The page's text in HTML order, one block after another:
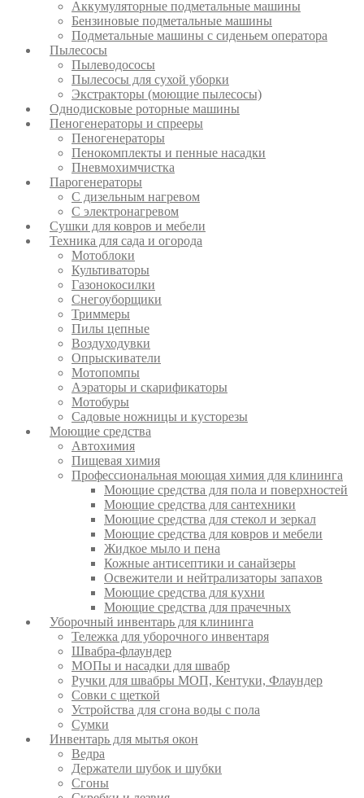
Аккумуляторные подметальные машины
Бензиновые подметальные машины
Подметальные машины с сиденьем оператора
Пылесосы
Пылеводососы
Пылесосы для сухой уборки
Экстракторы (моющие пылесосы)
Однодисковые роторные машины
Пеногенераторы и спрееры
Пеногенераторы
Пенокомплекты и пенные насадки
Пневмохимчистка
Парогенераторы
С дизельным нагревом
С электронагревом
Сушки для ковров и мебели
Техника для сада и огорода
Мотоблоки
Культиваторы
Газонокосилки
Снегоуборщики
Триммеры
Пилы цепные
Воздуходувки
Опрыскиватели
Мотопомпы
Аэраторы и скарификаторы
Мотобуры
Садовые ножницы и кусторезы
Моющие средства
Автохимия
Пищевая химия
Профессиональная моющая химия для клининга
Моющие средства для пола и поверхностей
Моющие средства для сантехники
Моющие средства для стекол и зеркал
Моющие средства для ковров и мебели
Жидкое мыло и пена
Кожные антисептики и санайзеры
Освежители и нейтрализаторы запахов
Моющие средства для кухни
Моющие средства для прачечных
Уборочный инвентарь для клининга
Тележка для уборочного инвентаря
Швабра-флаундер
МОПы и насадки для швабр
Ручки для швабры МОП, Кентуки, Флаундер
Совки с щеткой
Устройства для сгона воды с пола
Сумки
Инвентарь для мытья окон
Ведра
Держатели шубок и шубки
Сгоны